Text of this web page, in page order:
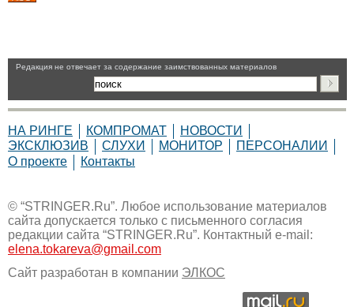
Pедакция не отвечает за содержание заимствованных материалов
НА РИНГЕ КОМПРОМАТ
НОВОСТИ
ЭКСКЛЮЗИВ
СЛУХИ МОНИТОР
ПЕРСОНАЛИИ
О проекте
Контакты
© “STRINGER.Ru”. Любое использование материалов
сайта допускается только с письменного согласия
редакции сайта “STRINGER.Ru”. Контактный e-mail:
elena.tokareva@gmail.com
Сайт разработан в компании ЭЛКОС